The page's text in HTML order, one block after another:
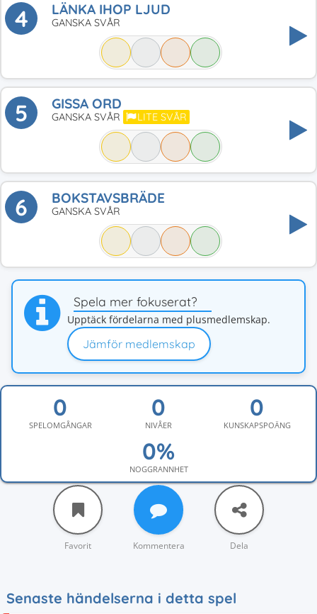
4 LÄNKA IHOP LJUD
GANSKA SVÅR
5 GISSA ORD
GANSKA SVÅR LITE SVÅR
6 BOKSTAVSBRÄDE
GANSKA SVÅR
Spela mer fokuserat?
Upptäck fördelarna med plusmedlemskap.
Jämför medlemskap
SPELOMGÅNGAR NIVÅER KUNSKAPSPOÄNG
NOGGRANNHET
Favorit Kommentera Dela
Senaste händelserna i detta spel